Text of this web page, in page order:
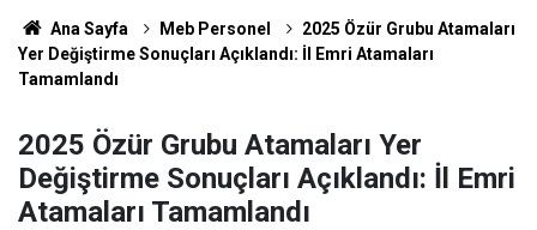
Ana Sayfa Meb Personel
2025 Özür Grubu Atamaları
Yer Değiştirme Sonuçları Açıklandı: İl Emri Atamaları
Tamamlandı
2025 Özür Grubu Atamaları Yer
Değiştirme Sonuçları Açıklandı: İl Emri
Atamaları Tamamlandı